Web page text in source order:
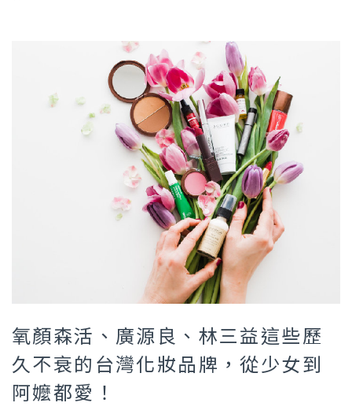
氧顏森活、廣源良、林三益這些歷
久不衰的台灣化妝品牌，從少女到
阿嬤都愛！